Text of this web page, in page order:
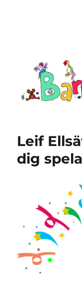
Leif
dig